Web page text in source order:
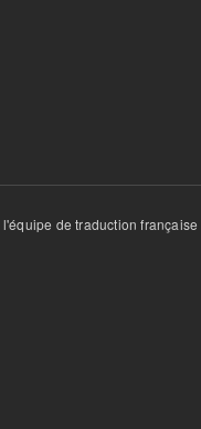
l'équipe de traduction française